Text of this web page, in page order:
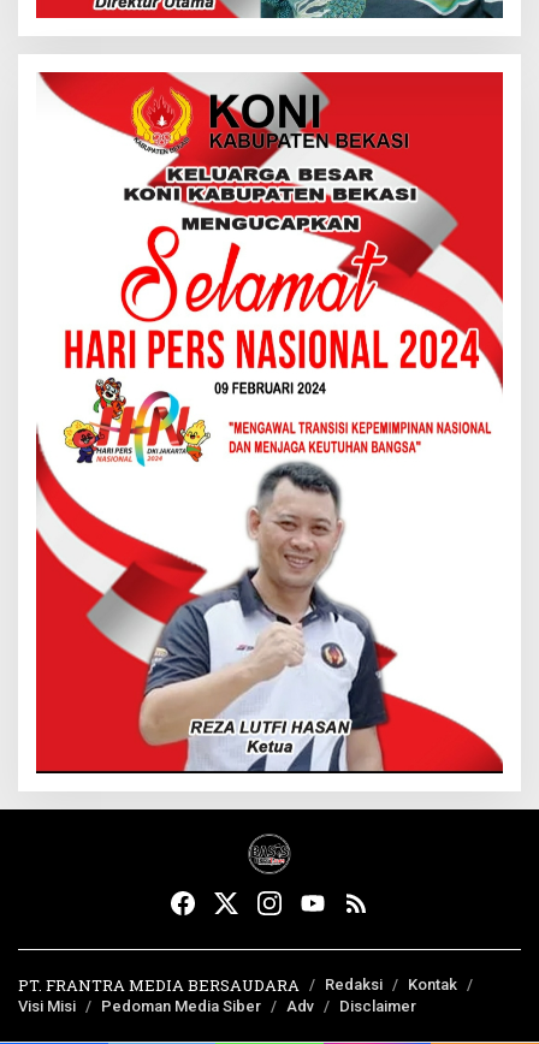
PT. FRANTRA MEDIA BERSAUDARA Redaksi
Kontak
Visi Misi
Pedoman Media Siber Adv Disclaimer